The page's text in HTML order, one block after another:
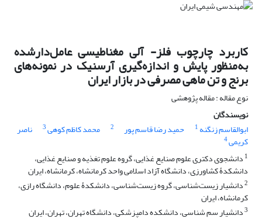
کاربرد چارچوب فلز- آلی مغناطیسی عامل‌دارشده
به‌منظور پایش و اندازه‌گیری آرسنیک در نمونه‌های
برنج و تن ماهی مصرفی در بازار ایران
نوع مقاله : مقاله پژوهشی
نویسندگان
ابوالقاسم زنگنه 1 حمید رضا قاسم پور 2 محمد کاظم کوهی3 ناصر
کریمی4
1 دانشجوی دکتری علوم صنایع غذایی، گروه علوم تغذیه و صنایع غذایی،
دانشکدۀ کشاورزی، دانشگاه آزاد اسلامی واحد کرمانشاه، کرمانشاه،‌ ایران
2دانشیار زیست‌شناسی، گروه زیست‌شناسی، دانشکدۀ علوم، دانشگاه رازی،
کرمانشاه،‌ ایران
3دانشیار سم شناسی، دانشکده دامپزشکی، دانشگاه تهران، تهران، ایران